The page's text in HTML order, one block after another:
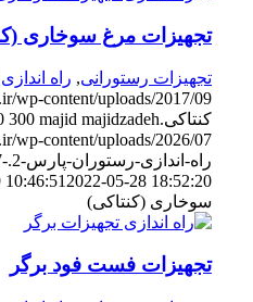
تجهیزات مرغ سوخاری
تجهیزات رستورانی,راه اندازی
کنتاکی.jpg
200 300 majid majidzadeh
راه-اندازی-رستوران-پارس-2.png
2017-
09-19 10:46:512022-05-28 18:52:20
سوخاری (کنتاکی)
تجهیزات فست فود برگر